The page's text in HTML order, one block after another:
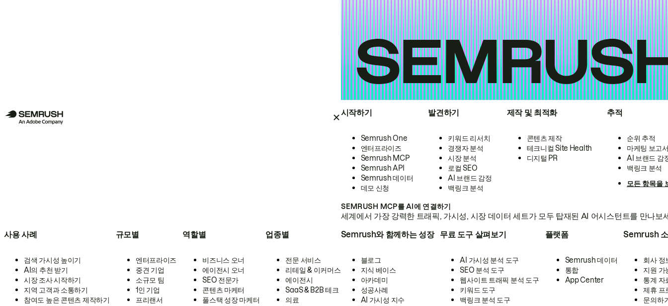
시작하기
Semrush One
엔터프라이즈
Semrush MCP
Semrush API
Semrush 데이터
데모 신청
발견하기
키워드 리서치
경쟁자 분석
시장 분석
로컬 SEO
AI 브랜드 감정
백링크 분석
제작 및 최적화
콘텐츠 제작
테크니컬 Site Health
디지털 PR
추적
순위 추적
마케팅 보고
AI 브랜드 감
백링크 분석
모든 항목을
SEMRUSH MCP를 AI에 연결하기
세계에서 가장 강력한 트래픽, 가시성, 시장 데이터 세트가 모두 탑재된 AI 어시스턴트를 만나보
사용 사례
검색 가시성 높이기
AI의 추천 받기
시장 조사 시작하기
지역 고객과 소통하기
참여도 높은 콘텐츠 제작하기
규모별
엔터프라이즈
중견 기업
소규모 팀
1인 기업
프리랜서
역할별
비즈니스 오너
에이전시 오너
SEO 전문가
콘텐츠 마케터
풀스택 성장 마케터
업종별
전문 서비스
리테일 & 이커머스
에이전시
SaaS & B2B 테크
의료
Semrush와 함께하는 성장
블로그
지식 베이스
아카데미
성공사례
AI 가시성 지수
무료 도구 살펴보기
AI 가시성 분석 도구
SEO 분석 도구
웹사이트 트래픽 분석 도구
키워드 도구
백링크 분석 도구
플랫폼
Semrush 데이터
통합
App Center
Semrush
회사 정
지원 가
통계 자
제휴 프
문의하